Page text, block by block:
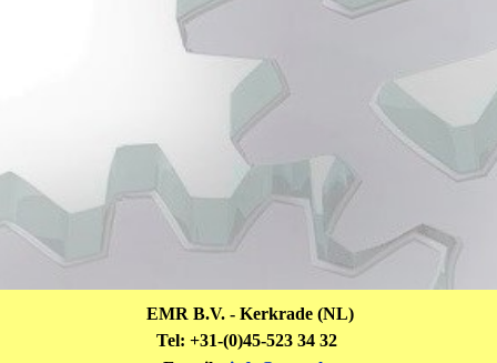
EMR B.V. - Kerkrade (NL)
Tel: +31-(0)45-523 34 32